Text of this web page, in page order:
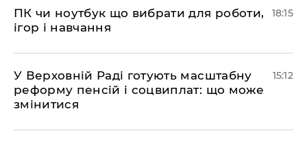
ПК чи ноутбук що вибрати для роботи,
ігор і навчання
18:15
У Верховній Раді готують масштабну
реформу пенсій і соцвиплат: що може
змінитися
15:12